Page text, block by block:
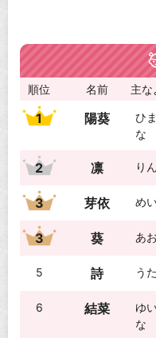
順位 名前 主な
1 陽葵
ひ
な
2 凛 りん
3 芽依 め
3 葵 あ
5 詩 うた
6 結菜
ゆ
な